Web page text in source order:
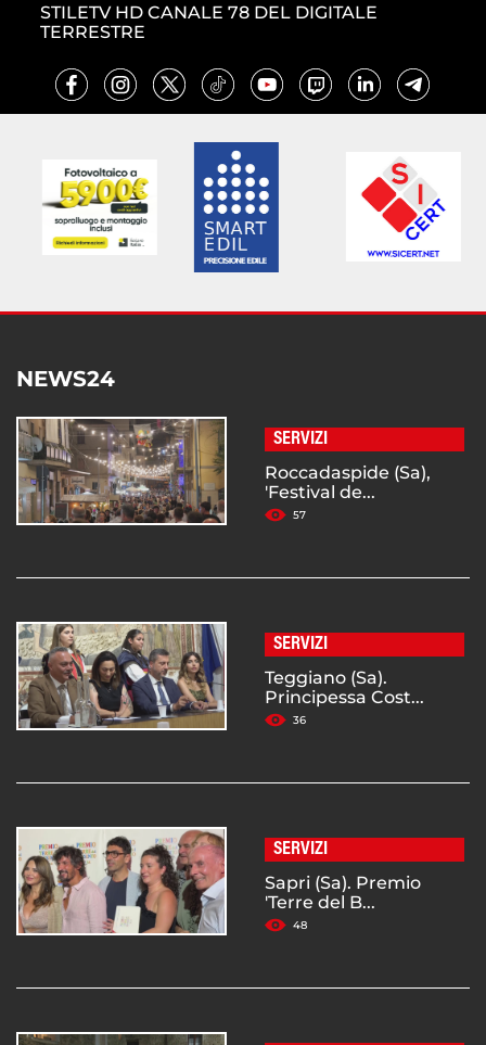
STILETV HD CANALE 78 DEL DIGITALE
TERRESTRE
NEWS24
SERVIZI
Roccadaspide (Sa),
'Festival de...
57
SERVIZI
Teggiano (Sa).
Principessa Cost...
36
SERVIZI
Sapri (Sa). Premio
'Terre del B...
48